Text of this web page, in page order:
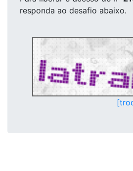
responda ao desafio abaixo.